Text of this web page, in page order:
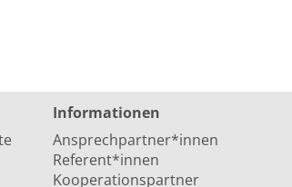
Informationen
Ansprechpartner*innen
Referent*innen
Kooperationspartner